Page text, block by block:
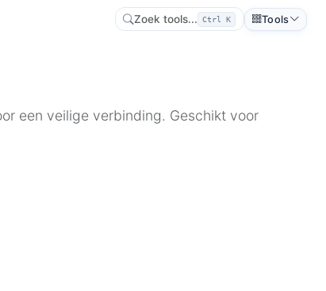
Zoek tools... Ctrl K Tools
een veilige verbinding. Geschikt voor